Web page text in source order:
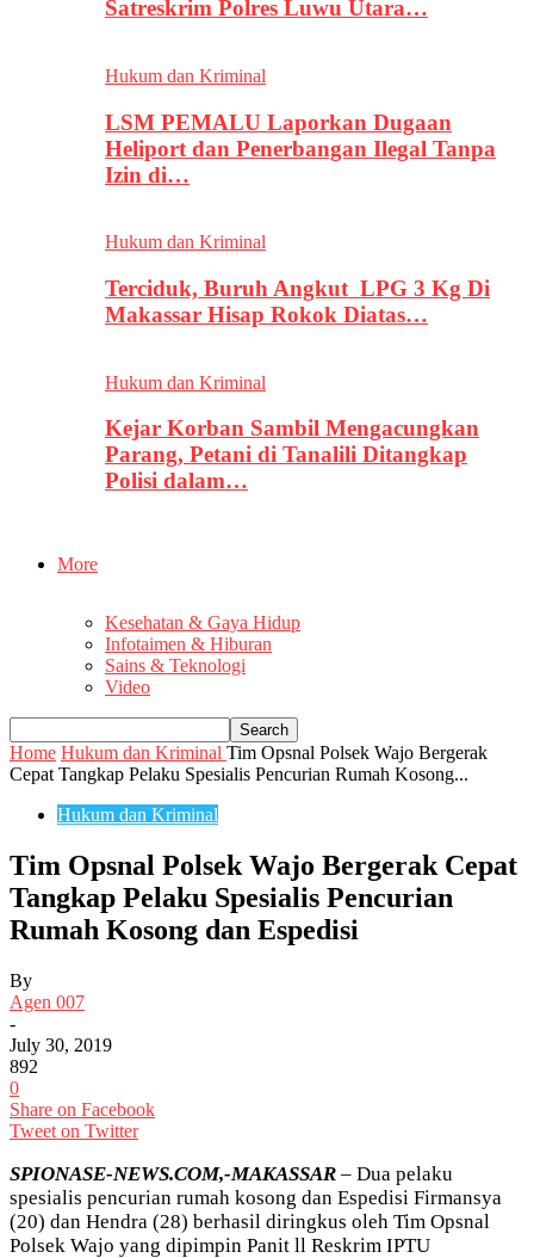
Satreskrim Polres Luwu Utara…
Hukum dan Kriminal
LSM PEMALU Laporkan Dugaan
Heliport dan Penerbangan Ilegal Tanpa
Izin di…
Hukum dan Kriminal
Terciduk, Buruh Angkut LPG 3 Kg Di
Makassar Hisap Rokok Diatas…
Hukum dan Kriminal
Kejar Korban Sambil Mengacungkan
Parang, Petani di Tanalili Ditangkap
Polisi dalam…
More
Kesehatan & Gaya Hidup
Infotaimen & Hiburan
Sains & Teknologi
Video
Home Hukum dan Kriminal Tim Opsnal Polsek Wajo Bergerak
Cepat Tangkap Pelaku Spesialis Pencurian Rumah Kosong...
Hukum dan Kriminal
Tim Opsnal Polsek Wajo Bergerak Cepat
Tangkap Pelaku Spesialis Pencurian
Rumah Kosong dan Espedisi
By
Agen 007
-
July 30, 2019
892
0
Share on Facebook
Tweet on Twitter
SPIONASE-NEWS.COM,-MAKASSAR – Dua pelaku
spesialis pencurian rumah kosong dan Espedisi Firmansya
(20) dan Hendra (28) berhasil diringkus oleh Tim Opsnal
Polsek Wajo yang dipimpin Panit ll Reskrim IPTU